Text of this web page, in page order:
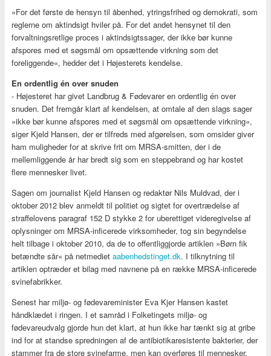
»For det første de hensyn til åbenhed, ytringsfrihed og demokrati, som
reglerne om aktindsigt hviler på. For det andet hensynet til den
forvaltningsretlige proces i aktindsigtssager, der ikke bør kunne
afspores med et søgsmål om opsættende virkning som det
foreliggende«, hedder det i Højesterets kendelse.
En ordentlig én over snuden
- Højesteret har givet Landbrug & Fødevarer en ordentlig én over
snuden. Det fremgår klart af kendelsen, at omtale af den slags sager
»ikke bør kunne afspores med et søgsmål om opsættende virkning«,
siger Kjeld Hansen, der er tilfreds med afgørelsen, som omsider giver
ham muligheder for at skrive frit om MRSA-smitten, der i de
mellemliggende år har bredt sig som en steppebrand og har kostet
flere mennesker livet.
Sagen om journalist Kjeld Hansen og redaktør Nils Muldvad, der i
oktober 2012 blev anmeldt til politiet og sigtet for overtrædelse af
straffelovens paragraf 152 D stykke 2 for uberettiget videregivelse af
oplysninger om MRSA-inficerede virksomheder, tog sin begyndelse
helt tilbage i oktober 2010, da de to offentliggjorde artiklen »Børn fik
betændte sår« på netmediet aabenhedstinget.dk. I tilknytning til
artiklen optræder et bilag med navnene på en række MRSA-inficerede
svinefabrikker.
Senest har miljø- og fødevareminister Eva Kjer Hansen kastet
håndklædet i ringen. I et samråd i Folketingets miljø- og
fødevareudvalg gjorde hun det klart, at hun ikke har tænkt sig at gribe
ind for at standse spredningen af de antibiotikaresistente bakterier, der
stammer fra de store svinefarme, men kan overføres til mennesker.